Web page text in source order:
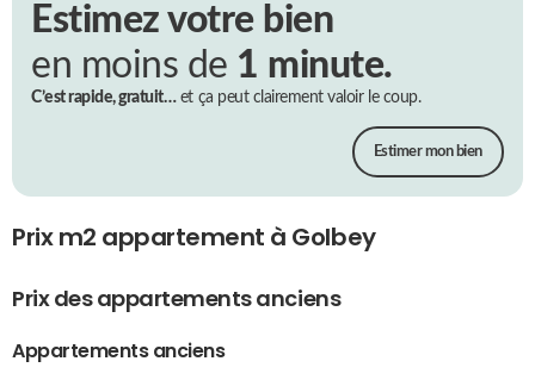
Estimez votre bien
en moins de 1 minute.
C’est rapide, gratuit…et ça peut clairement valoir le coup.
Estimer mon bien
Prix m2 appartement à Golbey
Prix des appartements anciens
Appartements anciens